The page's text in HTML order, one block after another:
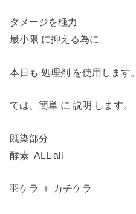
ダメージを極力
最小限 に抑える為に
本日も 処理剤 を使用します。
では、簡単 に 説明 します。
既染部分
酵素 ALL all
羽ケラ ＋ カチケラ